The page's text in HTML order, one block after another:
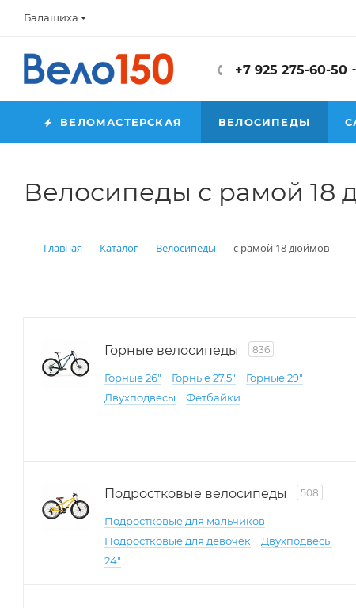
Балашиха
+7 925 275-60-50
ВЕЛОМАСТЕРСКАЯ ВЕЛОСИПЕДЫ
Велосипеды с рамой 18
Главная Каталог Велосипеды с рамой 18 дюймов
Горные велосипеды 836
Горные 26" Горные 27,5"
Горные 29"
Двухподвесы
Фетбайки
Подростковые велосипеды 508
Подростковые для мальчиков
Подростковые для девочек
Двухподвесы
24"